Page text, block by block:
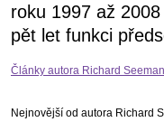
roku 1997 až
pět let funkci
Články autora Richard
Nejnovější od autora Richard